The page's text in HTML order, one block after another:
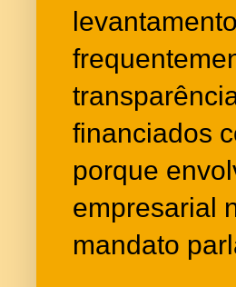
financiados
porque
empresarial
mandato